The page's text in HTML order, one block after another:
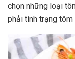
chọn những loại
phải tình trạng